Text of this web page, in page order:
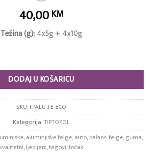
40,00 KM
Težina (g):4x5g + 4x10g
felge 100/1 količina
DODAJ U KOŠARICU
SKU:TPALU-FE-ECO
Kategorija:TIPTOPOL
,aluminjiske felge,auto,balans,felge,guma,
kvalitetni,ljepljeni,tegovi,točak